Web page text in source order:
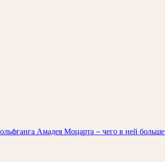
Амадея Моцарта – чего в ней